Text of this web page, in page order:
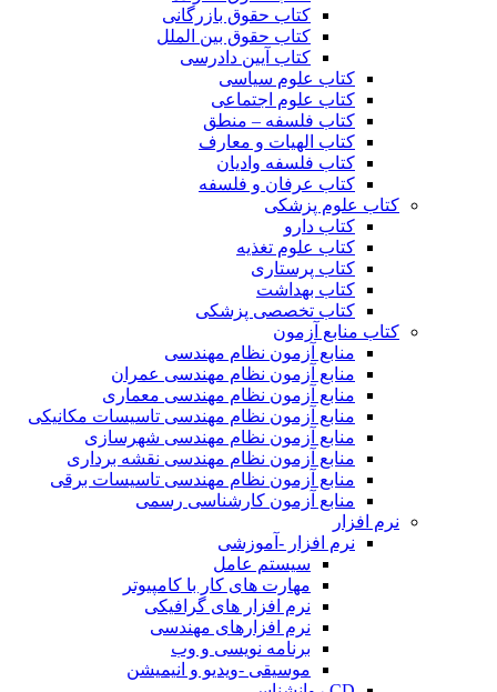
کتاب حقوق بازرگانی
کتاب حقوق بین الملل
کتاب آیین دادرسی
کتاب علوم سیاسی
کتاب علوم اجتماعی
کتاب فلسفه – منطق
کتاب الهیات و معارف
کتاب فلسفه وادیان
کتاب عرفان و فلسفه
کتاب علوم پزشکی
کتاب دارو
کتاب علوم تغذیه
کتاب پرستاری
کتاب بهداشت
کتاب تخصصی پزشکی
کتاب منابع آزمون
منابع آزمون نظام مهندسی
منابع آزمون نظام مهندسی عمران
منابع آزمون نظام مهندسی معماری
منابع آزمون نظام مهندسی تاسیسات مکانیکی
منابع آزمون نظام مهندسی شهرسازی
منابع آزمون نظام مهندسی نقشه برداری
منابع آزمون نظام مهندسی تاسیسات برقی
منابع آزمون کارشناسی رسمی
نرم افزار
نرم افزار -آموزشی
سیستم عامل
مهارت های کار با کامپیوتر
نرم افزار های گرافیکی
نرم افزارهای مهندسی
برنامه نویسی و وب
موسیقی -ویدیو و انیمیشن